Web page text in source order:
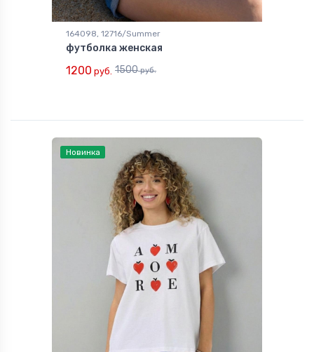
164098, 12716/Summer
футболка женская
1200 руб. 1500руб.
Новинка